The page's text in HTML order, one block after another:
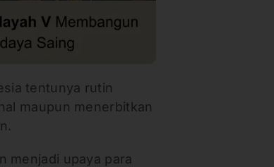
tentunya rutin
maupun menerbitkan
menjadi upaya para